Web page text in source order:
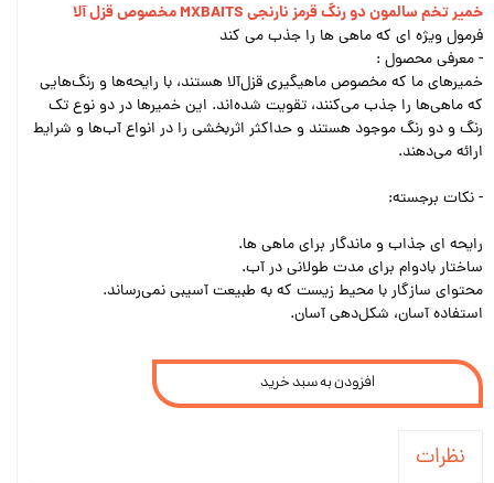
خمیر تخم سالمون دو رنگ قرمز نارنجی MXBAITS مخصوص قزل آلا
فرمول ویژه ای که ماهی ها را جذب می کند
- معرفی محصول :
خمیرهای ما که مخصوص ماهیگیری قزل‌آلا هستند، با رایحه‌ها و رنگ‌هایی
که ماهی‌ها را جذب می‌کنند، تقویت شده‌اند. این خمیرها در دو نوع تک
رنگ و دو رنگ موجود هستند و حداکثر اثربخشی را در انواع آب‌ها و شرایط
ارائه می‌دهند.
- نکات برجسته:
رایحه ای جذاب و ماندگار برای ماهی ها.
ساختار بادوام برای مدت طولانی در آب.
محتوای سازگار با محیط زیست که به طبیعت آسیبی نمی‌رساند.
استفاده آسان، شکل‌دهی آسان.
افزودن به سبد خرید
نظرات